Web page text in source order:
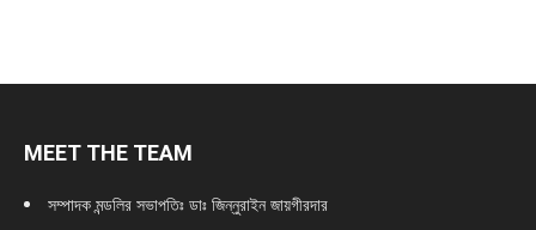
MEET THE TEAM
সম্পাদক মন্ডলির সভাপতিঃ ডাঃ জিন্নুরাইন জায়গীরদার